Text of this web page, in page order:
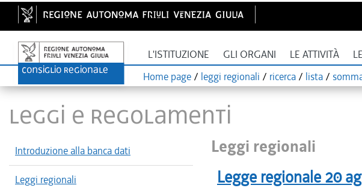
L'ISTITUZIONE GLI ORGANI LE ATTIVITÀ
Home page / leggi regionali / ricerca / lista /
LEGGI E REGOLAMENTI
Introduzione alla banca dati
Leggi regionali
Leggi regionali
Legge regionale 20